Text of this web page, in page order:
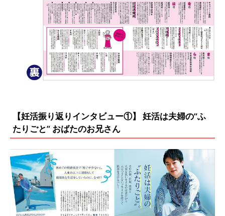
【妊活振り返りインタビュー①】 妊活は夫婦の“ふ
たりごと” おばたのお兄さん